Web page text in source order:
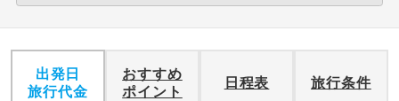
出発日
旅行代金
おすすめ
ポイント
日程表 旅行条件